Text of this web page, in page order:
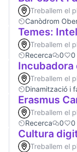
Treballem el
Canòdrom
Temes:
Treballem el
Recerca
0 0
Incubadora
Treballem el
Dinamització i
Erasmus
Treballem el
Recerca
0 0
Cultura
Treballem el